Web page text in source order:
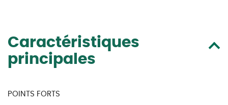
Caractéristiques
principales
POINTS FORTS